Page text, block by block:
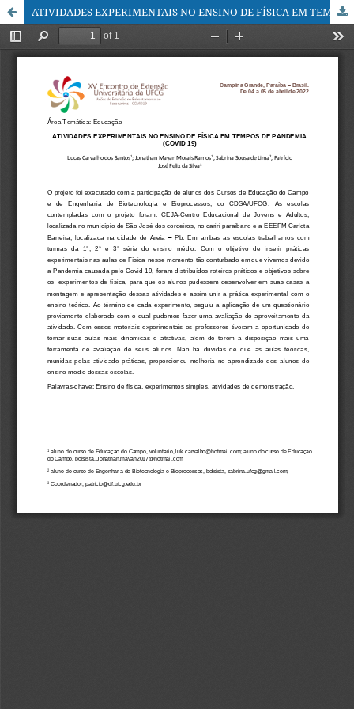
ATIVIDADES EXPERIMENTAIS NO ENSINO DE FÍSICA EM TEMPOS DE PANDEMIA (COVID 19)